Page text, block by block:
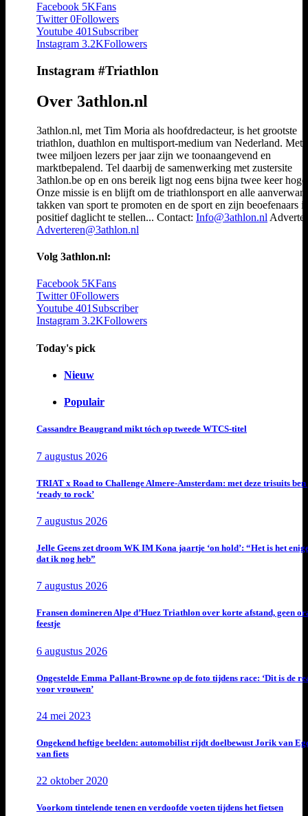
Facebook 5KFans
Twitter 0Followers
Youtube 401 Subscriber
Instagram 3.2KFollowers
Instagram #Triathlon
Over 3athlon.nl
3athlon.nl, met Tim Moria als hoofdredacteur, is het grootste
triathlon, duathlon en multisport-medium van Nederland. Met
twee miljoen lezers per jaar zijn we toonaangevend en
marktbepalend. Tel daarbij de samenwerking met zustersite
3athlon.be op en ons bereik ligt nog eens bijna twee keer
Onze missie is en blijft om de triathlonsport en alle
takken van sport te promoten en de sport en zijn beoefenaars
positief daglicht te stellen... Contact: Info@3athlon.nl
Adverteren@3athlon.nl
Volg 3athlon.nl:
Facebook 5KFans
Twitter 0Followers
Youtube 401Subscriber
Instagram 3.2KFollowers
Today's pick
Nieuw
Populair
Cassandre Beaugrand mikt tóch op tweede WTCS-titel
7 augustus 2026
TRIAT x Road to Challenge Almere-Amsterdam: met deze trisuits ben
‘ready to rock’
7 augustus 2026
Jelle Geens zet droom WK IM Kona jaartje ‘on hold’: “Het is het
dat ik nog heb”
7 augustus 2026
Fransen domineren Alpe d’Huez Triathlon over korte afstand, geen
feestje
6 augustus 2026
Ongestelde Emma Pallant-Browne op de foto tijdens race: ‘Dit is de
voor vrouwen’
24 mei 2023
Ongekend heftige beelden: automobilist rijdt doelbewust Jorik van
van fiets
22 oktober 2020
Voorkom tintelende tenen en verdoofde voeten tijdens het fietsen